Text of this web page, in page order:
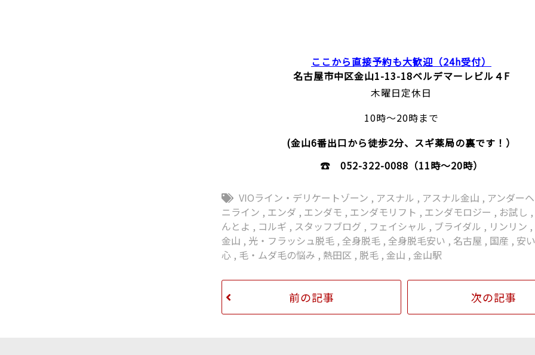
ここから直接予約も大歓迎（24h受付）
名古屋市中区金山1-13-18ベルデマーレビル４F
木曜日定休日
10時～20時まで
(金山6番出口から徒歩2分、スギ薬局の裏です！）
☎ 052-322-0088 （11時～20時）
VIOライン・デリケートゾーン , アスナル , アスナル金山 , アンダー
ニライン , エンダ , エンダモ , エンダモリフト , エンダモロジー , お試し
んとよ , コルギ , スタッフブログ , フェイシャル , ブライダル , リンリン ,
金山 , 光・フラッシュ脱毛 ,全身脱毛 ,全身脱毛安い , 名古屋 , 国産 , 安
心 , 毛・ムダ毛の悩み , 熱田区 , 脱毛 ,金山 ,金山駅
前の記事 次の記事